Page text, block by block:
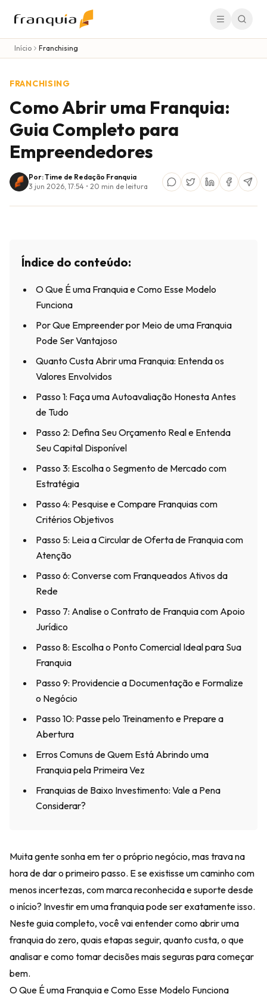
Início Franchising
FRANCHISING
Como Abrir uma Franquia:
Guia Completo para
Empreendedores
Por: Time de Redação Franquia
3 jun 2026, 17:54 • 20 min de leitura
Índice do conteúdo:
O Que É uma Franquia e Como Esse Modelo
Funciona
Por Que Empreender por Meio de uma Franquia
Pode Ser Vantajoso
Quanto Custa Abrir uma Franquia: Entenda os
Valores Envolvidos
Passo 1: Faça uma Autoavaliação Honesta Antes
de Tudo
Passo 2: Defina Seu Orçamento Real e Entenda
Seu Capital Disponível
Passo 3: Escolha o Segmento de Mercado com
Estratégia
Passo 4: Pesquise e Compare Franquias com
Critérios Objetivos
Passo 5: Leia a Circular de Oferta de Franquia com
Atenção
Passo 6: Converse com Franqueados Ativos da
Rede
Passo 7: Analise o Contrato de Franquia com Apoio
Jurídico
Passo 8: Escolha o Ponto Comercial Ideal para Sua
Franquia
Passo 9: Providencie a Documentação e Formalize
o Negócio
Passo 10: Passe pelo Treinamento e Prepare a
Abertura
Erros Comuns de Quem Está Abrindo uma
Franquia pela Primeira Vez
Franquias de Baixo Investimento: Vale a Pena
Considerar?
Muita gente sonha em ter o próprio negócio, mas trava na
hora de dar o primeiro passo. E se existisse um caminho com
menos incertezas, com marca reconhecida e suporte desde
o início? Investir em uma franquia pode ser exatamente isso.
Neste guia completo, você vai entender como abrir uma
franquia do zero, quais etapas seguir, quanto custa, o que
analisar e como tomar decisões mais seguras para começar
bem.
O Que É uma Franquia e Como Esse Modelo Funciona